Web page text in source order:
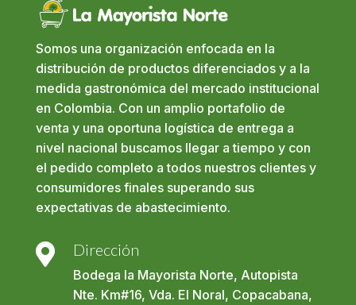
Somos una organización enfocada en la
distribución de productos diferenciados y a la
medida gastronómica del mercado institucional
en Colombia. Con un amplio portafolio de
venta y una oportuna logística de entrega a
nivel nacional buscamos llegar a tiempo y con
el pedido completo a todos nuestros clientes y
consumidores finales superando sus
expectativas de abastecimiento.
 Dirección
Bodega la Mayorista Norte, Autopista
Nte. Km#16, Vda. El Noral, Copacabana,